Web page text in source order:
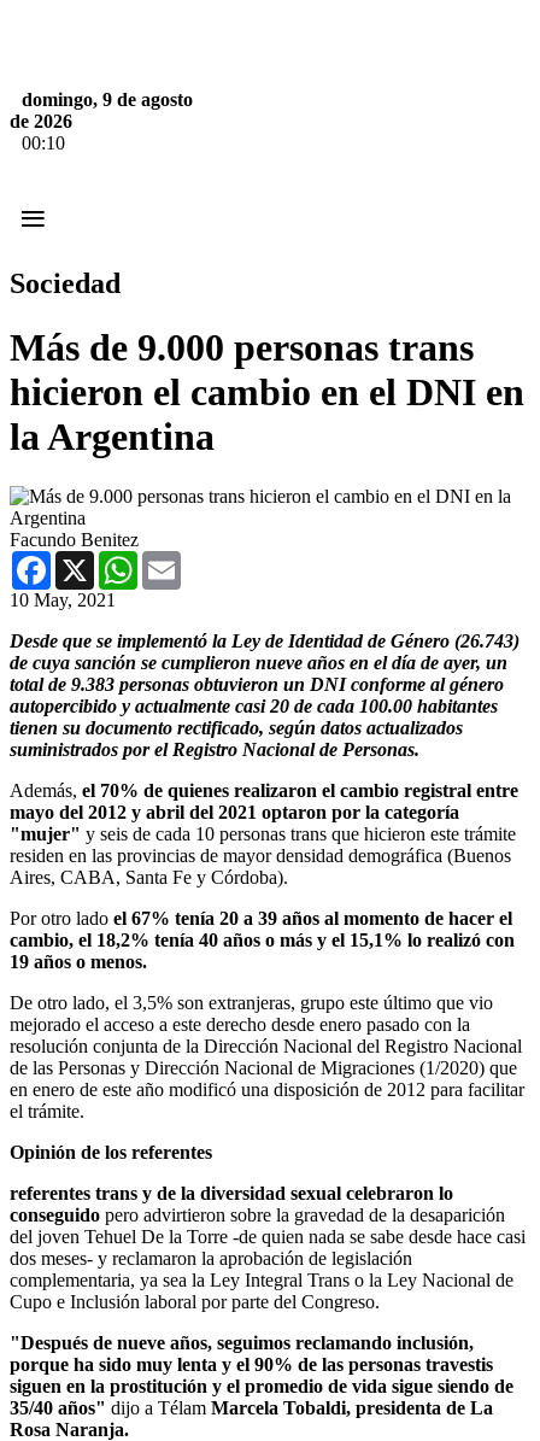
domingo, 9 de agosto
de 2026
00:10
≡
Sociedad
Más de 9.000 personas trans
hicieron el cambio en el DNI en
la Argentina
Facundo Benitez
Facebook
X WhatsApp
10 May, 2021
Desde que se implementó la Ley de Identidad de Género (26.743)
de cuya sanción se cumplieron nueve años en el día de ayer, un
total de 9.383 personas obtuvieron un DNI conforme al género
autopercibido y actualmente casi 20 de cada 100.00 habitantes
tienen su documento rectificado, según datos actualizados
suministrados por el Registro Nacional de Personas.
Además, el 70% de quienes realizaron el cambio registral entre
mayo del 2012 y abril del 2021 optaron por la categoría
"mujer" y seis de cada 10 personas trans que hicieron este trámite
residen en las provincias de mayor densidad demográfica (Buenos
Aires, CABA, Santa Fe y Córdoba).
Por otro lado el 67% tenía 20 a 39 años al momento de hacer el
cambio, el 18,2% tenía 40 años o más y el 15,1% lo realizó con
19 años o menos.
De otro lado, el 3,5% son extranjeras, grupo este último que vio
mejorado el acceso a este derecho desde enero pasado con la
resolución conjunta de la Dirección Nacional del Registro Nacional
de las Personas y Dirección Nacional de Migraciones (1/2020) que
en enero de este año modificó una disposición de 2012 para facilitar
el trámite.
Opinión de los referentes
referentes trans y de la diversidad sexual celebraron lo
conseguido pero advirtieron sobre la gravedad de la desaparición
del joven Tehuel De la Torre -de quien nada se sabe desde hace casi
dos meses- y reclamaron la aprobación de legislación
complementaria, ya sea la Ley Integral Trans o la Ley Nacional de
Cupo e Inclusión laboral por parte del Congreso.
"Después de nueve años, seguimos reclamando inclusión,
porque ha sido muy lenta y el 90% de las personas travestis
siguen en la prostitución y el promedio de vida sigue siendo de
35/40 años" dijo a Télam Marcela Tobaldi, presidenta de La
Rosa Naranja.